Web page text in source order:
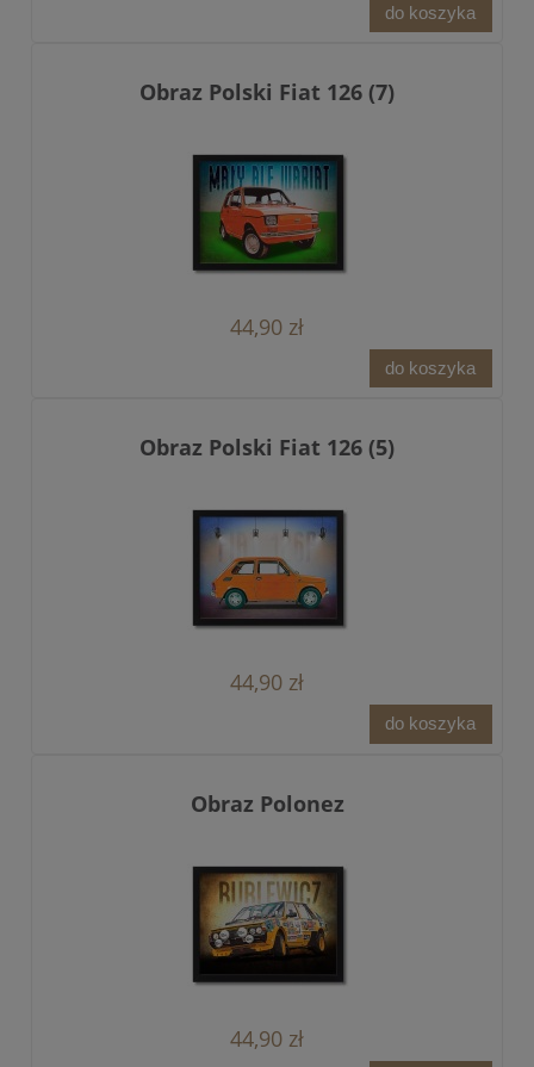
do koszyka
Obraz Polski Fiat 126 (7)
44,90 zł
do koszyka
Obraz Polski Fiat 126 (5)
44,90 zł
do koszyka
Obraz Polonez
44,90 zł